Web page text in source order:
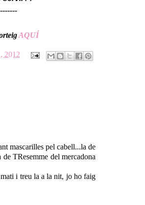
AQUÍ
2012
mascarilles pel cabell...la de
TResemme del mercadona
mati i treu la a la nit, jo ho faig